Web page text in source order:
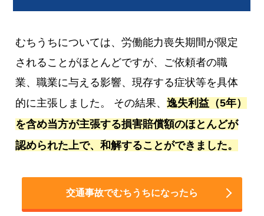
むちうちについては、労働能力喪失期間が限定
されることがほとんどですが、ご依頼者の職
業、職業に与える影響、現存する症状等を具体
的に主張しました。 その結果、逸失利益（5年）
を含め当方が主張する損害賠償額のほとんどが
認められた上で、和解することができました。
交通事故でむちうちになったら